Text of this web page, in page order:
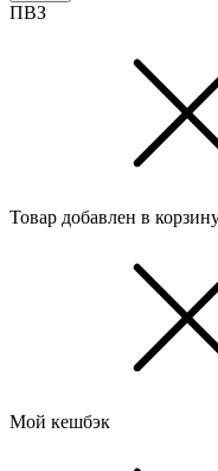
ПВЗ
Товар добавлен в
Мой кешбэк